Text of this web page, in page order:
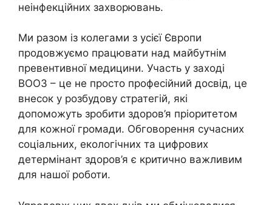
неінфекційних захворювань.
Ми разом із колегами з усієї Європи
продовжуємо працювати над майбутнім
превентивної медицини. Участь у заході
ВООЗ – це не просто професійний досвід, це
внесок у розбудову стратегій, які
допоможуть зробити здоров’я пріоритетом
для кожної громади. Обговорення сучасних
соціальних, екологічних та цифрових
детермінант здоров’я є критично важливим
для нашої роботи.